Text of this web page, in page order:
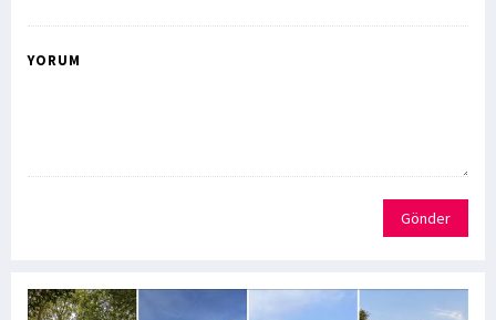
YORUM
Gönder